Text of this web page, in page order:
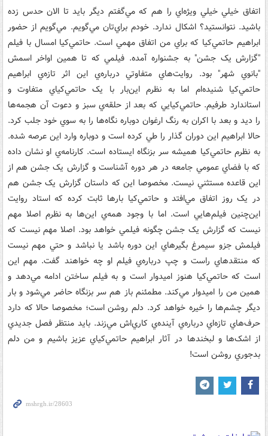
اتفاق خيلي خيلي ويژه‌اي را هم که مي‌گفتم ديگر بايد تا الان حدس زده
باشيد. نتوانستيد؟ اشکال ندارد. خودم براي‌تان مي‌گويم. مي‌گويم از حضور
ابراهيم حاتمي‌کيا که براي من اتفاق مهمي است. حاتمي‌کيا امسال با فيلم
"گزارش يک جشن" به جشنواره آمده. فيلمي که تا همين اواخر اسمش
"بانوي شهر" بود. روايت‌هاي متفاوتي درباره‌ي اين اثر تازه‌ي ابراهيم
حاتمي‌کيا شنيده‌ام اما به نظرم اين‌بار با يک حاتمي‌کياي متفاوت و
استاندارد طرفيم. حاتمي‌کيايي که بعد از حلقه‌ي سبز و دعوت آن هجمه‌ها
را ديد و بعد با اکران به رنگ ارغوان دوباره نگاه‌ها را به سوي خود جلب کرد.
حالا ابراهيم اين دوران گذار را طي کرده است و دوباره وارد اين عرصه شده.
به نظرم حاتمي‌کيا هميشه سر بزنگاه ايستاده است. کارنامه‌ي او نشان داده
که با فضاي عمومي جامعه در هر دوره آشناست و گزارش يک جشن هم از
اين قاعده مستثني نيست. مخصوصا اين که داستان گزارش يک جشن هم
در يک روز اتفاق مي‌افتد و حاتمي‌کيا بارها ثابت کرده که استاد روايت
اين‌چنين فيلم‌هايي است. اما با وجود همه‌ي اين‌ها به نظرم اصلا مهم
نيست که گزارش يک جشن چگونه فيلمي خواهد بود. اصلا مهم نيست که
فيلمش جزو سيمرغ بگيرهاي اين دوره باشد يا نباشد و حتي مهم نيست
که منتقدهاي راست و چپ درباره‌ي فيلم او چه خواهند گفت. مهم اين
است که حاتمي‌کيا هنوز اميدوار است و به فيلم ساختن ادامه مي‌دهد و
همين من را اميدوار مي‌کند. مطمئنم باز هم سر بزنگاه حاضر مي‌شود و بار
ديگر چشم‌ها را خيره خواهد کرد. دلم روشن است؛ مخصوصا حالا که دارد
حرف‌هاي تازه‌اي درباره‌ي آينده‌ي کاري‌اش مي‌زند. بايد منتظر فصل جديدي
از اشک‌ها و لبخندها در آثار ابراهيم حاتمي‌کياي عزيز باشيم و من دلم
بدجوري روشن است!